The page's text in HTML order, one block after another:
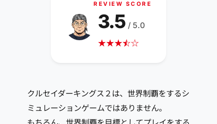
REVIEW SCORE
★★★☆
★☆
3.5 / 5.0
クルセイダーキングス２は、世界制覇をするシ
ミュレーションゲームではありません。